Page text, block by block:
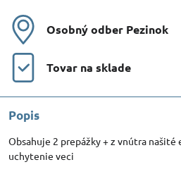
Osobný odber Pezinok
Tovar na sklade
Popis
Obsahuje 2 prepážky + z vnútra našité
uchytenie veci